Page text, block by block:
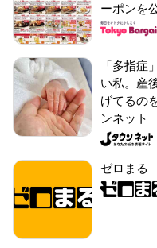
ーポンを
「多指
い私。産
げてるの
ンネット
ゼロまる